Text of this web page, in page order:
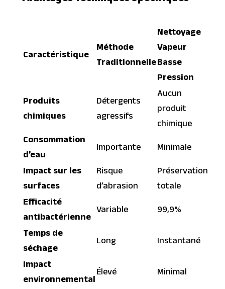
Caractéristique Méthode
Traditionnelle
Nettoyage
Vapeur
Basse
Pression
Produits
chimiques
Détergents
agressifs
Aucun
produit
chimique
Consommation
d’eau
Importante
Minimale
Impact sur les
surfaces
Risque
d’abrasion
Préservation
totale
Efficacité
antibactérienne Variable
99,9%
Temps de
séchage
Long
Instantané
Impact
environnementalÉlevé Minimal